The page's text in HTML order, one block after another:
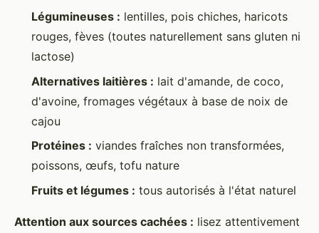
Légumineuses : lentilles, pois chiches, haricots
rouges, fèves (toutes naturellement sans gluten ni
lactose)
Alternatives laitières : lait d'amande, de coco,
d'avoine, fromages végétaux à base de noix de
cajou
Protéines : viandes fraîches non transformées,
poissons, œufs, tofu nature
Fruits et légumes : tous autorisés à l'état naturel
Attention aux sources cachées : lisez attentivement